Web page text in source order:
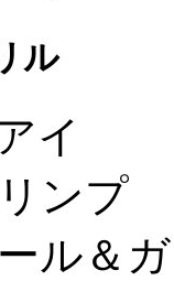
ル
イ
ンプ
ル＆